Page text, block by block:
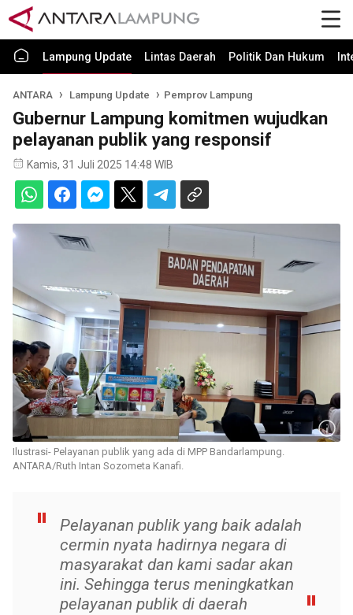
Lampung Update Lintas Daerah Politik Dan Hukum
ANTARA Lampung Update Pemprov Lampung
Gubernur Lampung komitmen wujudkan
pelayanan publik yang responsif
Kamis, 31 Juli 2025 14:48 WIB
Ilustrasi- Pelayanan publik yang ada di MPP Bandarlampung.
ANTARA/Ruth Intan Sozometa Kanafi.
Pelayanan publik yang baik adalah
cermin nyata hadirnya negara di
masyarakat dan kami sadar akan
ini. Sehingga terus meningkatkan
pelayanan publik di daerah